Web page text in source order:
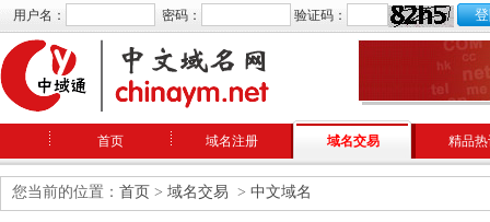
用户名： 密码： 验证码：
首页 域名注册 域名交易 精品
您当前的位置： 首页 > 域名交易 > 中文域名